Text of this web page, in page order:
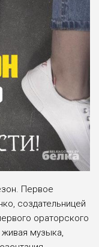
Первое
создательницей
ораторского
музыка,